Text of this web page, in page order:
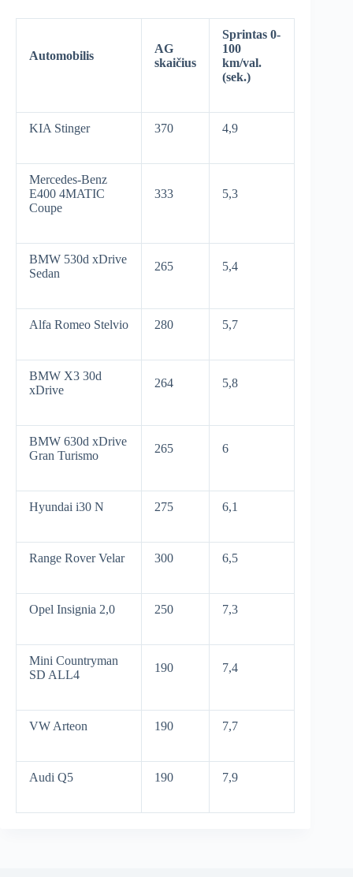
Automobilis
AG
skaičius
Sprintas 0-
100
km/val.
(sek.)
KIA Stinger 370 4,9
Mercedes-Benz
E400 4MATIC
Coupe
333 5,3
BMW 530d xDrive
Sedan
265 5,4
Alfa Romeo Stelvio 280 5,7
BMW X3 30d
xDrive
264 5,8
BMW 630d xDrive
Gran Turismo
265 6
Hyundai i30 N 275 6,1
Range Rover Velar 300 6,5
Opel Insignia 2,0 250 7,3
Mini Countryman
SD ALL4
190 7,4
VW Arteon 190 7,7
Audi Q5 190 7,9